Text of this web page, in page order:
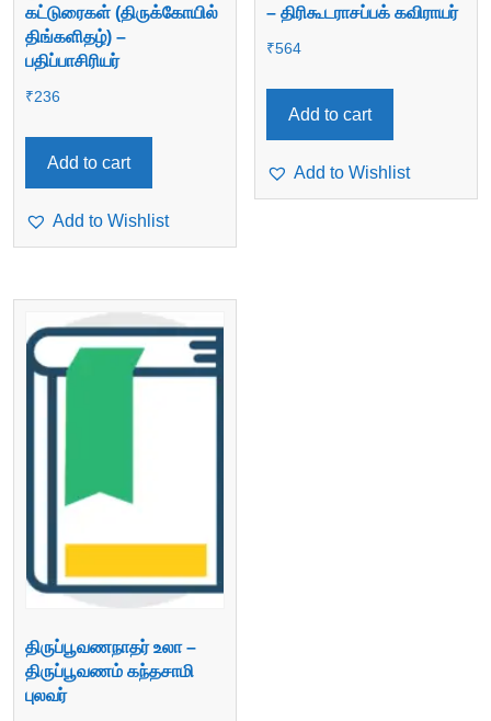
கட்டுரைகள் (திருக்கோயில்
திங்களிதழ்) –
பதிப்பாசிரியர்
₹236
Add to cart
Add to Wishlist
– திரிகூடராசப்பக் கவிராயர்
₹564
Add to cart
Add to Wishlist
திருப்பூவணநாதர் உலா –
திருப்பூவணம் கந்தசாமி
புலவர்